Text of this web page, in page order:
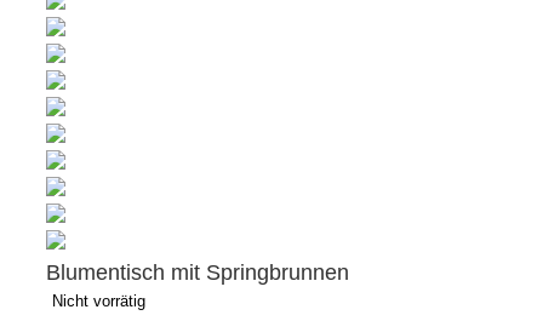
Blumentisch mit Springbrunnen
Nicht vorrätig